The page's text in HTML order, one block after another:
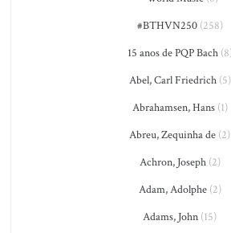
#BTHVN250(258)
15 anos de PQP Bach
Abel, Carl Friedrich(5)
Abrahamsen, Hans(1)
Abreu, Zequinha de (2)
Achron, Joseph(2)
Adam, Adolphe(2)
Adams, John (15)